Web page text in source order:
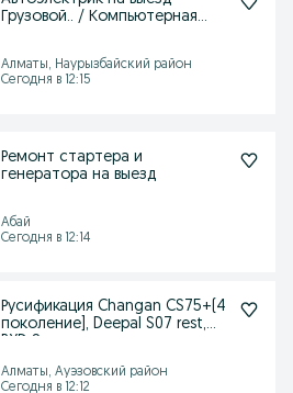
Грузовой.. / Компьютерная
Алматы, Наурызбайский район
Сегодня в 12:15
Ремонт стартера и
генератора на выезд
Абай
Сегодня в 12:14
Русификация Changan CS75+(4
поколение], Deepal S07 rest,
Алматы, Ауэзовский район
Сегодня в 12:12